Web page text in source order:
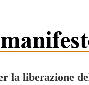
la liberazione